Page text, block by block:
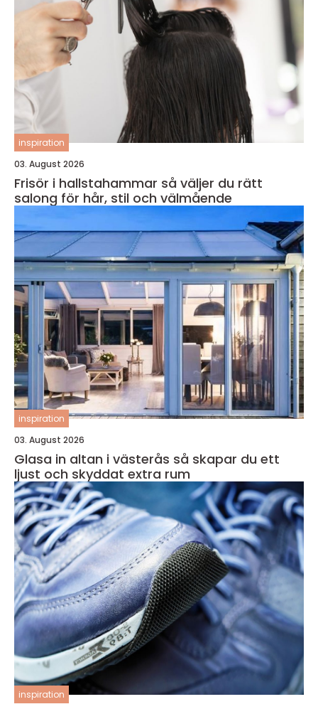
inspiration
03. August 2026
Frisör i hallstahammar så väljer du rätt
salong för hår, stil och välmående
inspiration
03. August 2026
Glasa in altan i västerås så skapar du ett
ljust och skyddat extra rum
inspiration